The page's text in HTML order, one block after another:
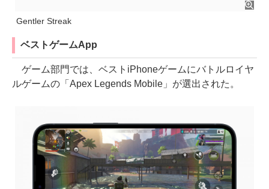
Gentler Streak
ベストゲームApp
ゲーム部門では、ベストiPhoneゲームにバトルロイヤ
ルゲームの「Apex Legends Mobile」が選出された。